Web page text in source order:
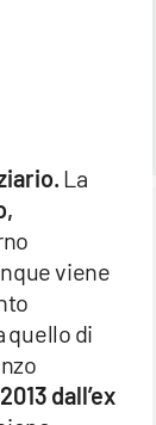
La
viene
quello di
dall’ex